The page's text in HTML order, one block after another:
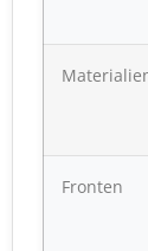
Fronten